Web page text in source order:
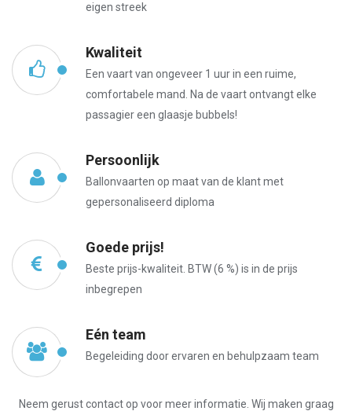
eigen streek
Kwaliteit
Een vaart van ongeveer 1 uur in een ruime,
comfortabele mand. Na de vaart ontvangt elke
passagier een glaasje bubbels!
Persoonlijk
Ballonvaarten op maat van de klant met
gepersonaliseerd diploma
Goede prijs!
Beste prijs-kwaliteit. BTW (6 %) is in de prijs
inbegrepen
Eén team
Begeleiding door ervaren en behulpzaam team
Neem gerust contact op voor meer informatie. Wij maken graag